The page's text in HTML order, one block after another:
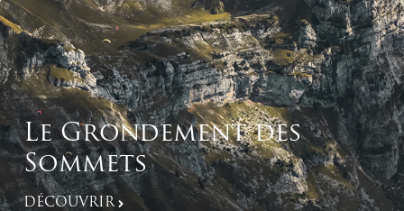
Le Grondement des
Sommets
DÉCOUVRIR